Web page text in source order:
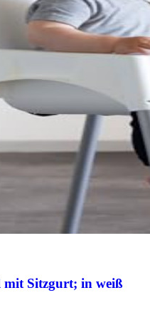
Sitzgurt; in weiß